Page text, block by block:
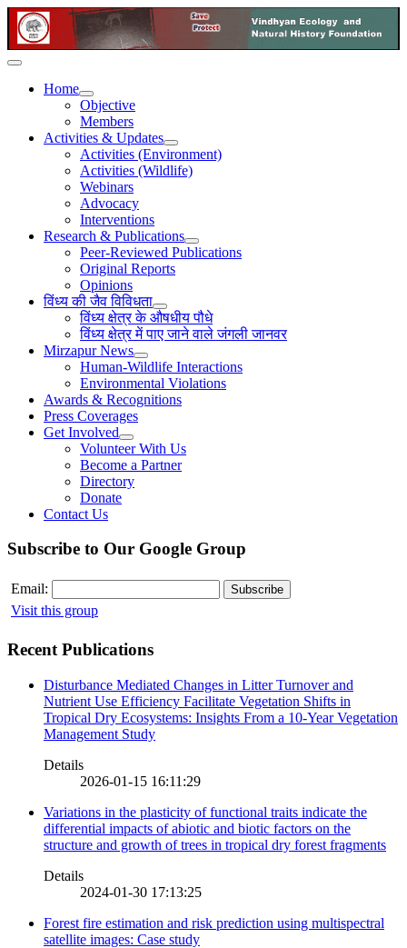
Home
Objective
Members
Activities & Updates
Activities (Environment)
Activities (Wildlife)
Webinars
Advocacy
Interventions
Research & Publications
Peer-Reviewed Publications
Original Reports
Opinions
विंध्य की जैव विविधता
विंध्य क्षेत्र के औषधीय पौधे
विंध्य क्षेत्र में पाए जाने वाले जंगली जानवर
Mirzapur News
Human-Wildlife Interactions
Environmental Violations
Awards & Recognitions
Press Coverages
Get Involved
Volunteer With Us
Become a Partner
Directory
Donate
Contact Us
Subscribe to Our Google Group
Email:
Visit this group
Recent Publications
Disturbance Mediated Changes in Litter Turnover and
Nutrient Use Efficiency Facilitate Vegetation Shifts in
Tropical Dry Ecosystems: Insights From a 10-Year Vegetation
Management Study
Details
2026-01-15 16:11:29
Variations in the plasticity of functional traits indicate the
differential impacts of abiotic and biotic factors on the
structure and growth of trees in tropical dry forest fragments
Details
2024-01-30 17:13:25
Forest fire estimation and risk prediction using multispectral
satellite images: Case study